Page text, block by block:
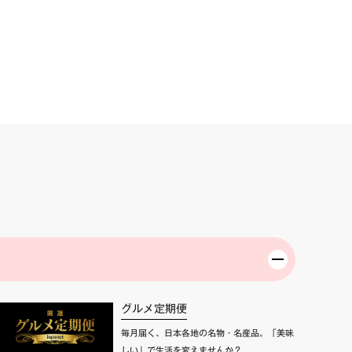
グルメ定期便
毎月届く、日本各地の名物・名産品。「美味